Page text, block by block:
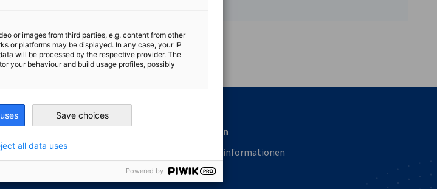
Germany Trade & Invest
Marktinformationen
Post-Brexit Handelsinformationen
Ressourcen
or images from third parties, e.g. content from other
or platforms may be displayed. In any case, your IP
will be processed by the respective provider. The
your behaviour and build usage profiles, possibly
Save choices
all data uses
Powered by